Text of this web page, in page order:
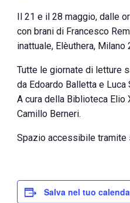
Il 21 e il 28 maggio, dalle
con brani di Francesco
inattuale, Elèuthera, Milano
Tutte le giornate di letture
da Edoardo Balletta e Luca
A cura della Biblioteca Elio
Camillo Berneri.
Spazio accessibile tramite
Salva nel tuo